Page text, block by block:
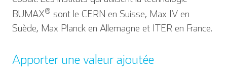
BUMAX® sont le CERN en Suisse, Max IV en
Suède, Max Planck en Allemagne et ITER en France.
Apporter une valeur ajoutée